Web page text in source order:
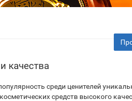
качества
среди ценителей
средств высокого